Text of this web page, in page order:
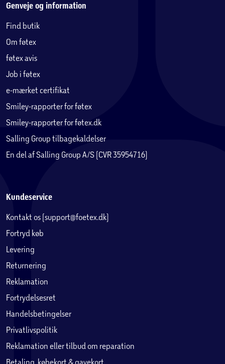
Genveje og information
Find butik
Om føtex
føtex avis
Job i føtex
e-mærket certifikat
Smiley-rapporter for føtex
Smiley-rapporter for føtex.dk
Salling Group tilbagekaldelser
En del af Salling Group A/S (CVR 35954716)
Kundeservice
Kontakt os (support@foetex.dk)
Fortryd køb
Levering
Returnering
Reklamation
Fortrydelsesret
Handelsbetingelser
Privatlivspolitik
Reklamation eller tilbud om reparation
Betaling, købekort & gavekort